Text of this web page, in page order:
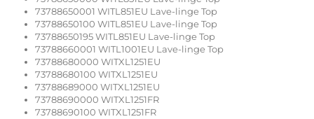
73788650001 WITL851EU Lave-linge Top
73788650100 WITL851EU Lave-linge Top
73788650195 WITL851EU Lave-linge Top
73788660001 WITL1001EU Lave-linge Top
73788680000 WITXL1251EU
73788680100 WITXL1251EU
73788689000 WITXL1251EU
73788690000 WITXL1251FR
73788690100 WITXL1251FR